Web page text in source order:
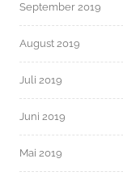
September 2019
August 2019
Juli 2019
Juni 2019
Mai 2019